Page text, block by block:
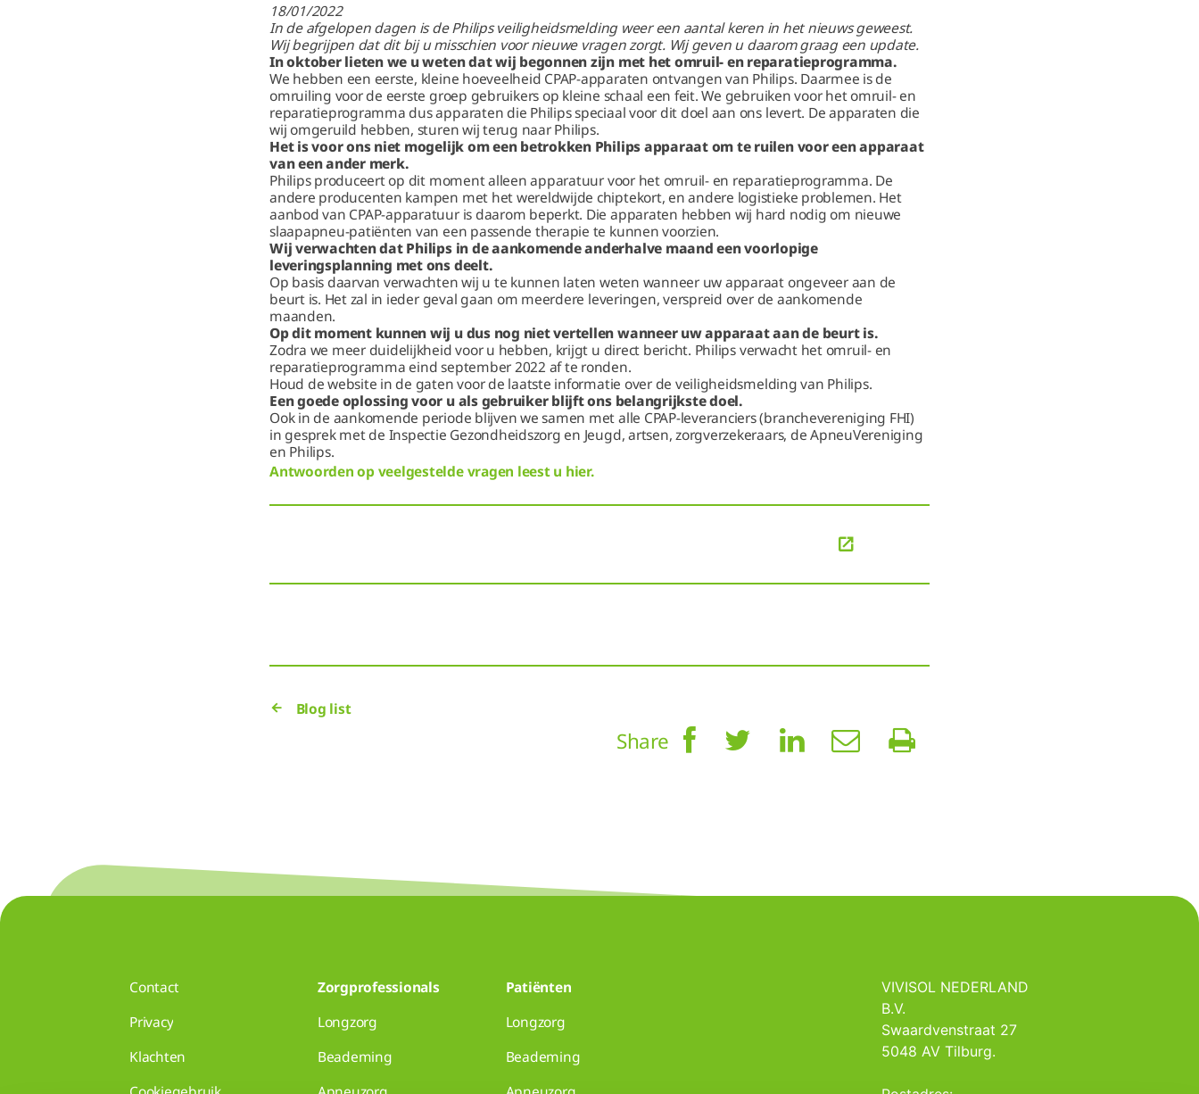
18/01/2022
In de afgelopen dagen is de Philips veiligheidsmelding weer een aantal keren in het nieuws geweest.
Wij begrijpen dat dit bij u misschien voor nieuwe vragen zorgt. Wij geven u daarom graag een update.
In oktober lieten we u weten dat wij begonnen zijn met het omruil- en reparatieprogramma.
We hebben een eerste, kleine hoeveelheid CPAP-apparaten ontvangen van Philips. Daarmee is de
omruiling voor de eerste groep gebruikers op kleine schaal een feit. We gebruiken voor het omruil- en
reparatieprogramma dus apparaten die Philips speciaal voor dit doel aan ons levert. De apparaten die
wij omgeruild hebben, sturen wij terug naar Philips.
Het is voor ons niet mogelijk om een betrokken Philips apparaat om te ruilen voor een apparaat
van een ander merk.
Philips produceert op dit moment alleen apparatuur voor het omruil- en reparatieprogramma. De
andere producenten kampen met het wereldwijde chiptekort, en andere logistieke problemen. Het
aanbod van CPAP-apparatuur is daarom beperkt. Die apparaten hebben wij hard nodig om nieuwe
slaapapneu-patiënten van een passende therapie te kunnen voorzien.
Wij verwachten dat Philips in de aankomende anderhalve maand een voorlopige
leveringsplanning met ons deelt.
Op basis daarvan verwachten wij u te kunnen laten weten wanneer uw apparaat ongeveer aan de
beurt is. Het zal in ieder geval gaan om meerdere leveringen, verspreid over de aankomende
maanden.
Op dit moment kunnen wij u dus nog niet vertellen wanneer uw apparaat aan de beurt is.
Zodra we meer duidelijkheid voor u hebben, krijgt u direct bericht. Philips verwacht het omruil- en
reparatieprogramma eind september 2022 af te ronden.
Houd de website in de gaten voor de laatste informatie over de veiligheidsmelding van Philips.
Een goede oplossing voor u als gebruiker blijft ons belangrijkste doel.
Ook in de aankomende periode blijven we samen met alle CPAP-leveranciers (branchevereniging FHI)
in gesprek met de Inspectie Gezondheidszorg en Jeugd, artsen, zorgverzekeraars, de ApneuVereniging
en Philips.
Antwoorden op veelgestelde vragen leest u hier.
Blog list
Share
Contact
Privacy
Klachten
Zorgprofessionals
Longzorg
Beademing
Patiënten
Longzorg
Beademing
VIVISOL NEDERLAND
B.V.
Swaardvenstraat 27
5048 AV Tilburg.